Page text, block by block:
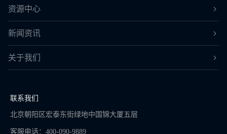
资源中心
新闻资讯
关于我们
联系我们
北京朝阳区宏泰东街绿地中国锦大厦五层
客服电话：400-090-9889